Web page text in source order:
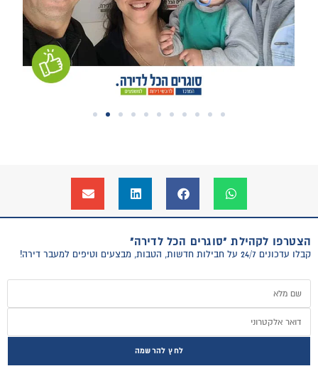
הצטרפו לקהילת "סוגרים הכל לדירה"
קבלו עדכונים 24/7 על חבילות חדשות, הטבות, מבצעים וטיפים למעבר דירה!
לחץ להרשמה